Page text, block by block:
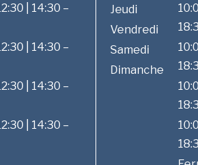
| 14:30 –
| 14:30 –
| 14:30 –
| 14:30 –
Jeudi
Vendredi
Samedi
Dimanche